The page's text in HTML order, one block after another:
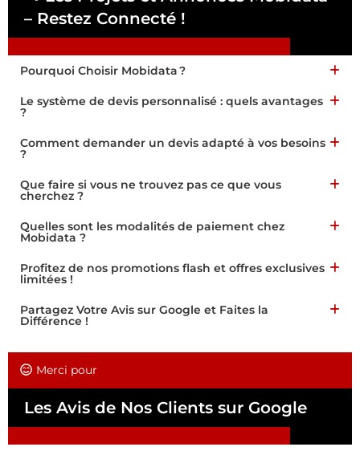
– Restez Connecté !
Pourquoi Choisir Mobidata ?
Le système de devis personnalisé : quels avantages
?
Comment demander un devis adapté à vos besoins
?
Que faire si vous ne trouvez pas ce que vous
cherchez ?
Quelles sont les modalités de paiement chez
Mobidata ?
Profitez de nos promotions flash et offres exclusives
limitées !
Partagez Votre Avis sur Google et Faites la
Différence !
Merci pour
Les Avis de Nos Clients sur Google